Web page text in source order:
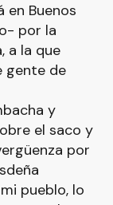
en Buenos
por la
a la que
gente de
y
el saco y
por
pueblo, lo